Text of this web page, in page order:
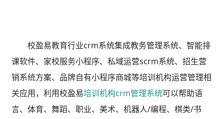
校盈易教育行业crm系统集成教务管理系统、智能排
课软件、家校服务小程序、私域运营scrm系统、招生营
销系统方案、品牌自有小程序商城等培训机构运营管理相
关应用，利用校盈易培训机构crm管理系统可以帮助语
言、体育、舞蹈、职业、美术、机器人/编程、棋类/书